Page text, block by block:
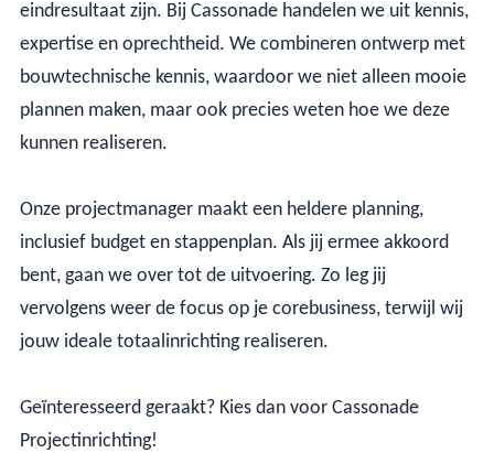
eindresultaat zijn. Bij Cassonade handelen we uit kennis,
expertise en oprechtheid. We combineren ontwerp met
bouwtechnische kennis, waardoor we niet alleen mooie
plannen maken, maar ook precies weten hoe we deze
kunnen realiseren.
Onze projectmanager maakt een heldere planning,
inclusief budget en stappenplan. Als jij ermee akkoord
bent, gaan we over tot de uitvoering. Zo leg jij
vervolgens weer de focus op je corebusiness, terwijl wij
jouw ideale totaalinrichting realiseren.
Geïnteresseerd geraakt? Kies dan voor Cassonade
Projectinrichting!